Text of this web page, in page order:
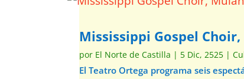
Mississippi Gospel Choir,
por El Norte de Castilla | 5 Dic, 2525 |
El Teatro Ortega programa seis